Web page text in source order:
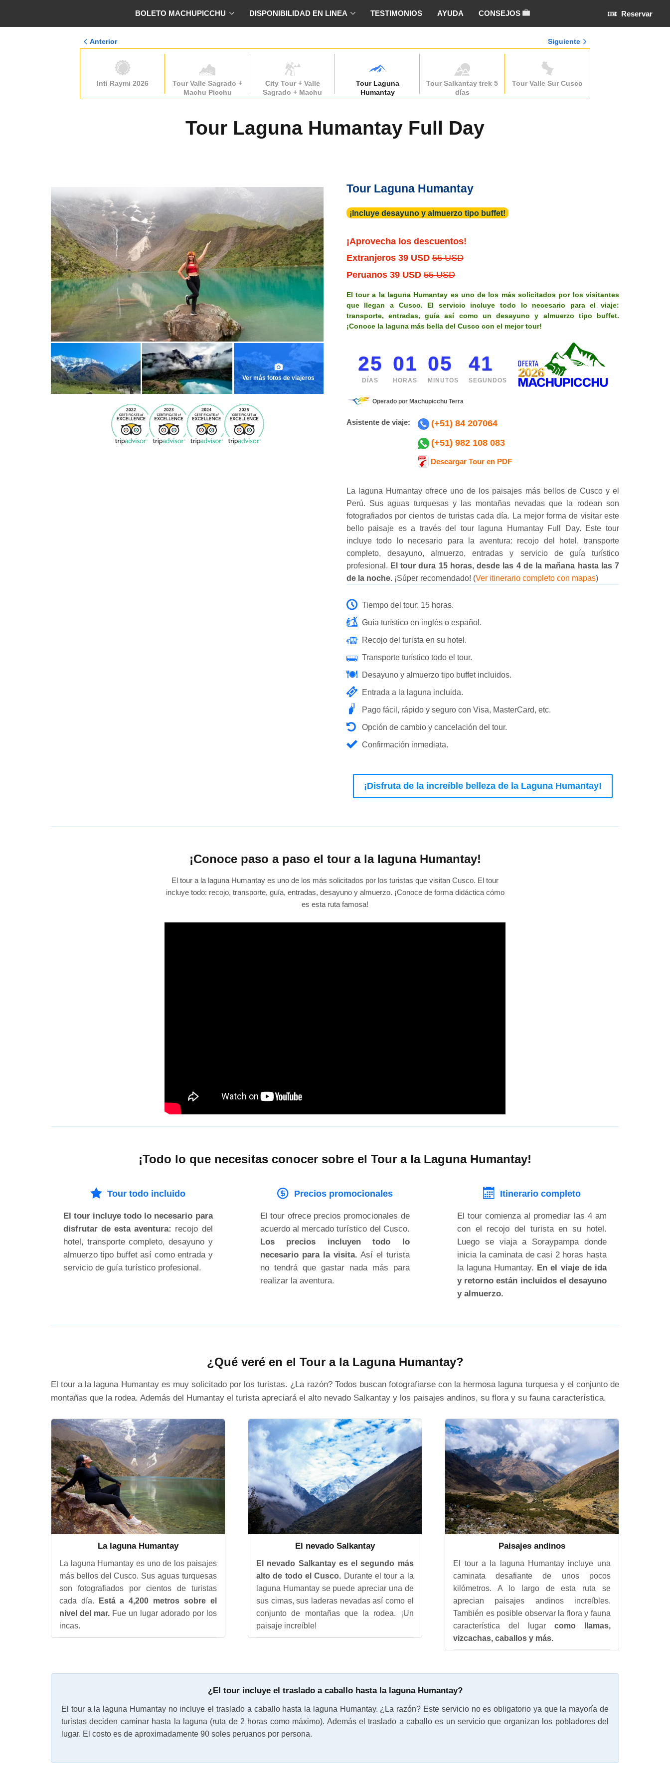
BOLETO MACHUPICCHU DISPONIBILIDAD EN LINEA TESTIMONIOS AYUDA CONSEJOS Reservar
Inti Raymi 2026
Anterior
Tour Valle Sagrado +
Machu Picchu
City Tour + Valle
Sagrado + Machu
Picchu
Tour Laguna
Humantay
Tour Salkantay trek 5
días
Tour Valle Sur Cusco
Siguiente
Tour Laguna Humantay Full Day
Ver más fotos de viajeros
Tour Laguna Humantay
¡Incluye desayuno y almuerzo tipo buffet!
¡Aprovecha los descuentos!
Extranjeros 39 USD 55 USD
Peruanos 39 USD 55 USD
El tour a la laguna Humantay es uno de los más solicitados por los visitantes
que llegan a Cusco. El servicio incluye todo lo necesario para el viaje:
transporte, entradas, guía así como un desayuno y almuerzo tipo buffet.
¡Conoce la laguna más bella del Cusco con el mejor tour!
25
DÍAS
01
HORAS
05
MINUTOS
40
SEGUNDOS
Operado por Machupicchu Terra
Asistente de viaje:
(+51) 84 207064
(+51) 982 108 083
Descargar Tour en PDF
La laguna Humantay ofrece uno de los paisajes más bellos de Cusco y el
Perú. Sus aguas turquesas y las montañas nevadas que la rodean son
fotografiados por cientos de turistas cada día. La mejor forma de visitar este
bello paisaje es a través del tour laguna Humantay Full Day. Este tour
incluye todo lo necesario para la aventura: recojo del hotel, transporte
completo, desayuno, almuerzo, entradas y servicio de guía turístico
profesional. El tour dura 15 horas, desde las 4 de la mañana hasta las 7
de la noche.¡Súper recomendado! (Ver itinerario completo con mapas)
Tiempo del tour: 15 horas.
Guía turístico en inglés o español.
Recojo del turista en su hotel.
Transporte turístico todo el tour.
Desayuno y almuerzo tipo buffet incluidos.
Entrada a la laguna incluida.
Pago fácil, rápido y seguro con Visa, MasterCard, etc.
Opción de cambio y cancelación del tour.
Confirmación inmediata.
¡Disfruta de la increíble belleza de la Laguna Humantay!
¡Conoce paso a paso el tour a la laguna Humantay!
El tour a la laguna Humantay es uno de los más solicitados por los turistas que visitan Cusco. El tour
incluye todo: recojo, transporte, guía, entradas, desayuno y almuerzo. ¡Conoce de forma didáctica cómo
es esta ruta famosa!
¡Todo lo que necesitas conocer sobre el Tour a la Laguna Humantay!
Tour todo incluido
El tour incluye todo lo necesario para
disfrutar de esta aventura: recojo del
hotel, transporte completo, desayuno y
almuerzo tipo buffet así como entrada y
servicio de guía turístico profesional.
Precios promocionales
El tour ofrece precios promocionales de
acuerdo al mercado turístico del Cusco.
Los precios incluyen todo lo
necesario para la visita. Así el turista
no tendrá que gastar nada más para
realizar la aventura.
Itinerario completo
El tour comienza al promediar las 4 am
con el recojo del turista en su hotel.
Luego se viaja a Soraypampa donde
inicia la caminata de casi 2 horas hasta
la laguna Humantay. En el viaje de ida
y retorno están incluidos el desayuno
y almuerzo.
¿Qué veré en el Tour a la Laguna Humantay?
El tour a la laguna Humantay es muy solicitado por los turistas. ¿La razón? Todos buscan fotografiarse con la hermosa laguna turquesa y el conjunto de
montañas que la rodea. Además del Humantay el turista apreciará el alto nevado Salkantay y los paisajes andinos, su flora y su fauna característica.
La laguna Humantay
La laguna Humantay es uno de los paisajes
más bellos del Cusco. Sus aguas turquesas
son fotografiados por cientos de turistas
cada día.
Está a 4,200 metros sobre el
nivel del mar.Fue un lugar adorado por los
incas.
El nevado Salkantay
El nevado Salkantay es el segundo más
alto de todo el Cusco. Durante el tour a la
laguna Humantay se puede apreciar una de
sus cimas, sus laderas nevadas así como el
conjunto de montañas que la rodea. ¡Un
paisaje increíble!
Paisajes andinos
El tour a la laguna Humantay incluye una
caminata desafiante de unos pocos
kilómetros. A lo largo de esta ruta se
aprecian paisajes andinos increíbles.
También es posible observar la flora y fauna
característica del lugar como llamas,
vizcachas, caballos y más.
¿El tour incluye el traslado a caballo hasta la laguna Humantay?
El tour a la laguna Humantay no incluye el traslado a caballo hasta la laguna Humantay. ¿La razón? Este servicio no es obligatorio ya que la mayoría de
turistas deciden caminar hasta la laguna (ruta de 2 horas como máximo). Además el traslado a caballo es un servicio que organizan los pobladores del
lugar. El costo es de aproximadamente 90 soles peruanos por persona.